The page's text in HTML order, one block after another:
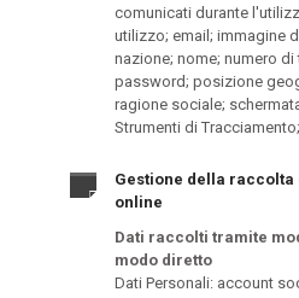
comunicati durante
utilizzo; email; immagine
nazione; nome; numero di
password; posizione
ragione sociale;
Strumenti di
Gestione della raccolta
online
Dati raccolti tramite
modo diretto
Dati Personali: account